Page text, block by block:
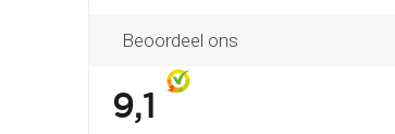
Beoordeel ons